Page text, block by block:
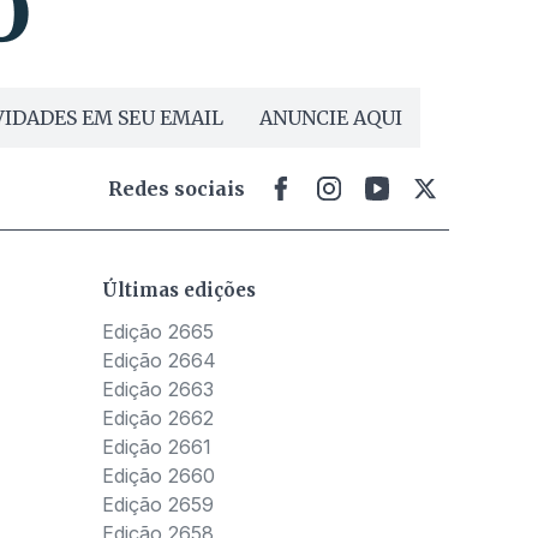
EM SEU EMAIL ANUNCIE AQUI
Redes sociais
Últimas edições
Edição 2665
Edição 2664
Edição 2663
Edição 2662
Edição 2661
Edição 2660
Edição 2659
Edição 2658